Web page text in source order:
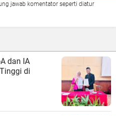
jawab komentator seperti diatur
dan IA
di